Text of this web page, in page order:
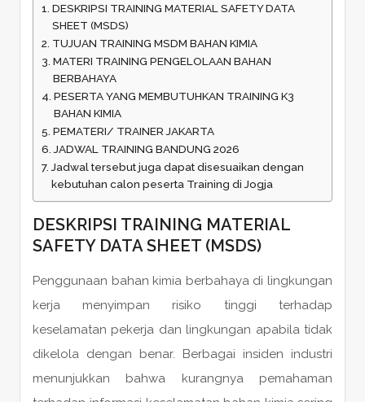
DESKRIPSI TRAINING MATERIAL SAFETY DATA
SHEET (MSDS)
TUJUAN TRAINING MSDM BAHAN KIMIA
MATERI TRAINING PENGELOLAAN BAHAN
BERBAHAYA
PESERTA YANG MEMBUTUHKAN TRAINING K3
BAHAN KIMIA
PEMATERI/ TRAINER JAKARTA
JADWAL TRAINING BANDUNG 2026
Jadwal tersebut juga dapat disesuaikan dengan
kebutuhan calon peserta Training di Jogja
DESKRIPSI TRAINING MATERIAL
SAFETY DATA SHEET (MSDS)
Penggunaan bahan kimia berbahaya di lingkungan
kerja menyimpan risiko tinggi terhadap
keselamatan pekerja dan lingkungan apabila tidak
dikelola dengan benar. Berbagai insiden industri
menunjukkan bahwa kurangnya pemahaman